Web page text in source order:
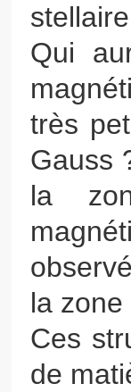
Qui
très
Gauss
la
la
Ces
de